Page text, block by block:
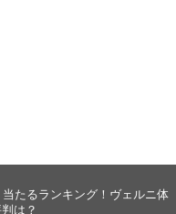
たるランキング！ヴェルニ体
は？